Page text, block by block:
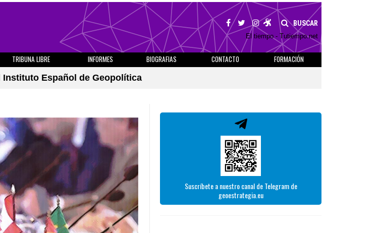
BUSCAR
El tiempo - Tutiempo.net
TRIBUNA LIBRE INFORMES BIOGRAFIAS CONTACTO
FORMACIÓN
Instituto Español de Geopolítica
Suscríbete a nuestro canal de Telegram de
geoestrategia.eu